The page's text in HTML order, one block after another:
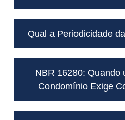
Qual a Periodicidade
NBR 16280: Quando
Condomínio Exige